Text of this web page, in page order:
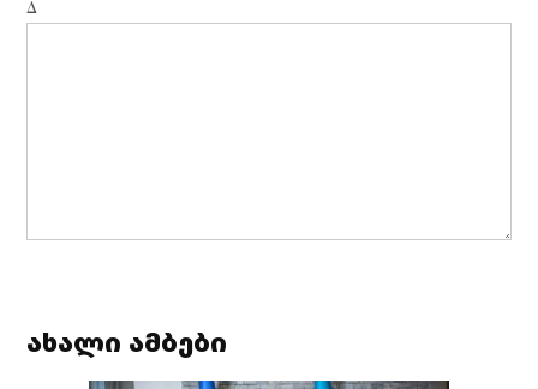
Δ
ახალი ამბები